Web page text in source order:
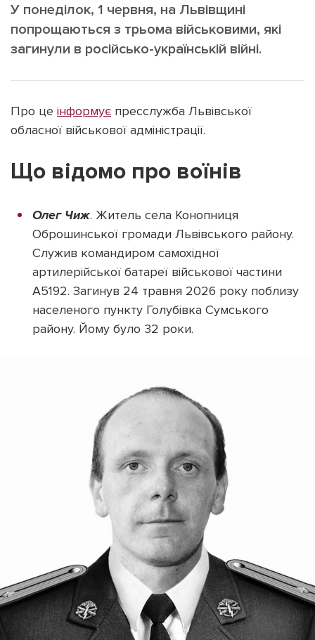
Лонгріди
[email protected]
Політика конфіденційності
Підтримати dyvys.info
У понеділок, 1 червня, на Львівщині
попрощаються з трьома військовими, які
загинули в російсько-українській війні.
Про це інформує пресслужба Львівської
обласної військової адміністрації.
Що відомо про воїнів
Олег Чиж. Житель села Конопниця
Оброшинської громади Львівського району.
Служив командиром самохідної
артилерійської батареї військової частини
А5192. Загинув 24 травня 2026 року поблизу
населеного пункту Голубівка Сумського
району. Йому було 32 роки.